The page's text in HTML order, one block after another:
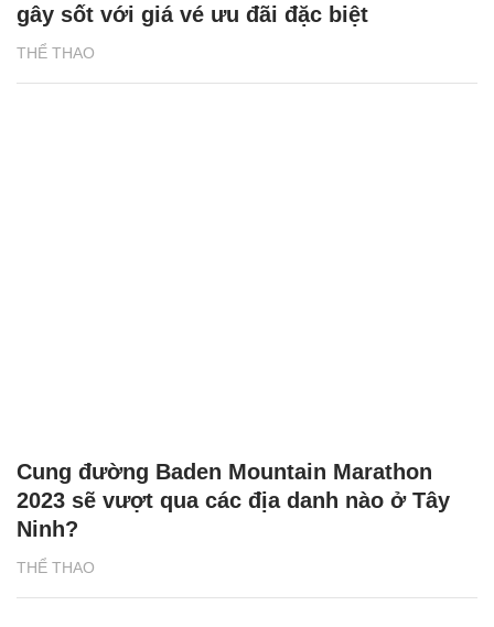
THỂ THAO
gây sốt với giá vé ưu đãi đặc biệt
THỂ THAO
Cung đường Baden Mountain Marathon
2023 sẽ vượt qua các địa danh nào ở Tây
Ninh?